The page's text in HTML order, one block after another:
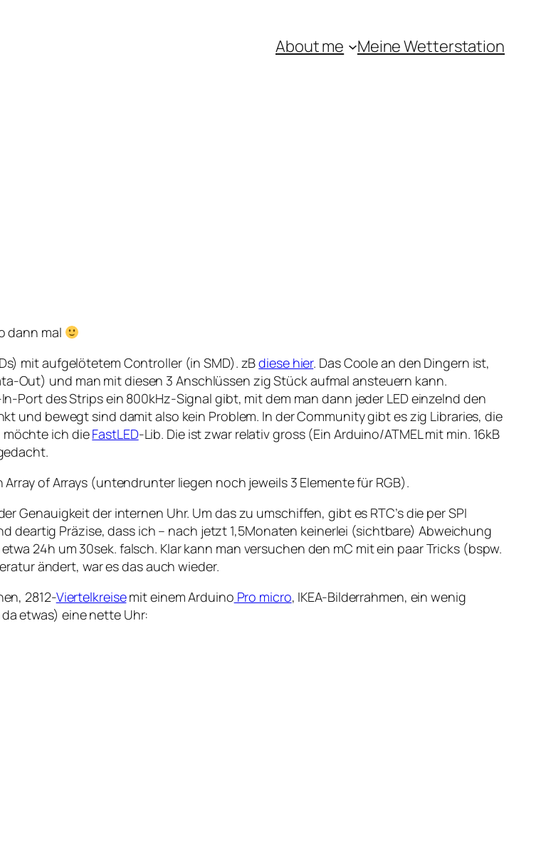
About me Meine Wetterstation
dann mal
mit aufgelötetem Controller (in SMD). zBdiese hier. Das Coole an den Dingern ist,
Out) und man mit diesen 3 Anschlüssen zig Stück aufmal ansteuern kann.
Port des Strips ein 800kHz-Signal gibt, mit dem man dann jeder LED einzelnd den
und bewegt sind damit also kein Problem. In der Community gibt es zig Libraries, die
möchte ich dieFastLED-Lib. Die ist zwar relativ gross (Ein Arduino/ATMEL mit min. 16kB
of Arrays (untendrunter liegen noch jeweils 3 Elemente für RGB).
Genauigkeit der internen Uhr. Um das zu umschiffen, gibt es RTC’s die per SPI
deartig Präzise, dass ich – nach jetzt 1,5Monaten keinerlei (sichtbare) Abweichung
24h um 30sek. falsch. Klar kann man versuchen den mC mit ein paar Tricks (bspw.
ändert, war es das auch wieder.
2812-Viertelkreisemit einem Arduino Pro micro, IKEA-Bilderrahmen, ein wenig
etwas) eine nette Uhr: